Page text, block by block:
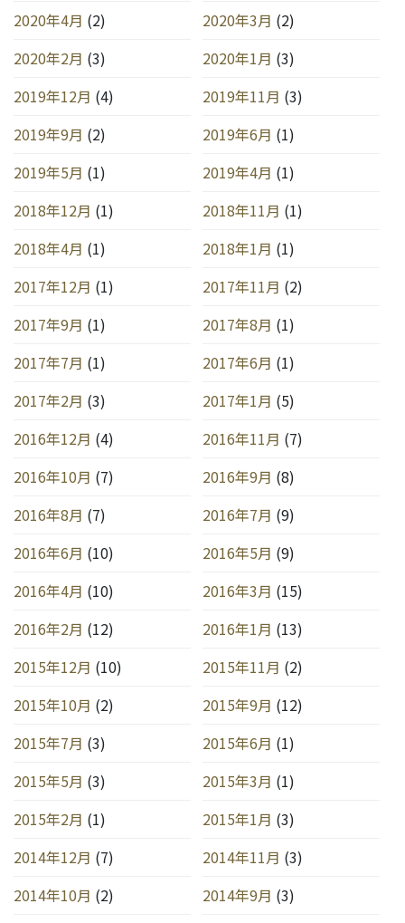
2020年4月 (2) 2020年3月 (2)
2020年2月 (3) 2020年1月 (3)
2019年12月 (4) 2019年11月 (3)
2019年9月 (2) 2019年6月 (1)
2019年5月 (1) 2019年4月 (1)
2018年12月 (1) 2018年11月 (1)
2018年4月 (1) 2018年1月 (1)
2017年12月 (1) 2017年11月 (2)
2017年9月 (1) 2017年8月 (1)
2017年7月 (1) 2017年6月 (1)
2017年2月 (3) 2017年1月 (5)
2016年12月 (4) 2016年11月 (7)
2016年10月 (7) 2016年9月 (8)
2016年8月 (7) 2016年7月 (9)
2016年6月 (10) 2016年5月 (9)
2016年4月 (10) 2016年3月 (15)
2016年2月 (12) 2016年1月 (13)
2015年12月 (10) 2015年11月 (2)
2015年10月 (2) 2015年9月 (12)
2015年7月 (3) 2015年6月 (1)
2015年5月 (3) 2015年3月 (1)
2015年2月 (1) 2015年1月 (3)
2014年12月 (7) 2014年11月 (3)
2014年10月 (2) 2014年9月 (3)